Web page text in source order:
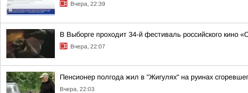
Вчера, 22:39
В Выборге проходит 34-й фестиваль российского кино
Вчера, 22:07
Пенсионер полгода жил в "Жигулях" на руинах
Вчера, 22:03